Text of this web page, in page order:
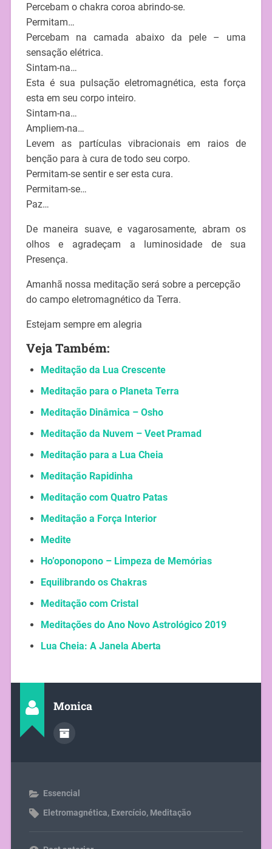
Percebam o chakra coroa abrindo-se.
Permitam…
Percebam na camada abaixo da pele – uma
sensação elétrica.
Sintam-na…
Esta é sua pulsação eletromagnética, esta força
esta em seu corpo inteiro.
Sintam-na…
Ampliem-na…
Levem as partículas vibracionais em raios de
benção para à cura de todo seu corpo.
Permitam-se sentir e ser esta cura.
Permitam-se…
Paz…
De maneira suave, e vagarosamente, abram os
olhos e agradeçam a luminosidade de sua
Presença.
Amanhã nossa meditação será sobre a percepção
do campo eletromagnético da Terra.
Estejam sempre em alegria
Veja Também:
Meditação da Lua Crescente
Meditação para o Planeta Terra
Meditação Dinâmica – Osho
Meditação da Nuvem – Veet Pramad
Meditação para a Lua Cheia
Meditação Rapidinha
Meditação com Quatro Patas
Meditação a Força Interior
Medite
Ho’oponopono – Limpeza de Memórias
Equilibrando os Chakras
Meditação com Cristal
Meditações do Ano Novo Astrológico 2019
Lua Cheia: A Janela Aberta
Monica
Essencial
Eletromagnética, Exercício, Meditação